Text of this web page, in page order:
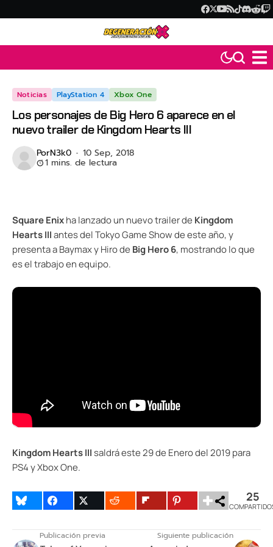
Noticias PlayStation 4 Xbox One
Los personajes de Big Hero 6 aparece en el
nuevo trailer de Kingdom Hearts III
PorN3k0 10 Sep, 2018
1 mins. de lectura
Square Enixha lanzado un nuevo trailer de Kingdom
Hearts IIIantes del Tokyo Game Show de este año, y
presenta a Baymax y Hiro de Big Hero 6, mostrando lo que
es el trabajo en equipo.
Kingdom Hearts IIIsaldrá este 29 de Enero del 2019 para
PS4 y Xbox One.
25
Publicación previa Siguiente publicación